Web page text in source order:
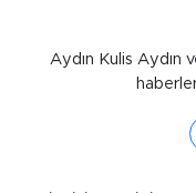
Aydın Kulis Aydın